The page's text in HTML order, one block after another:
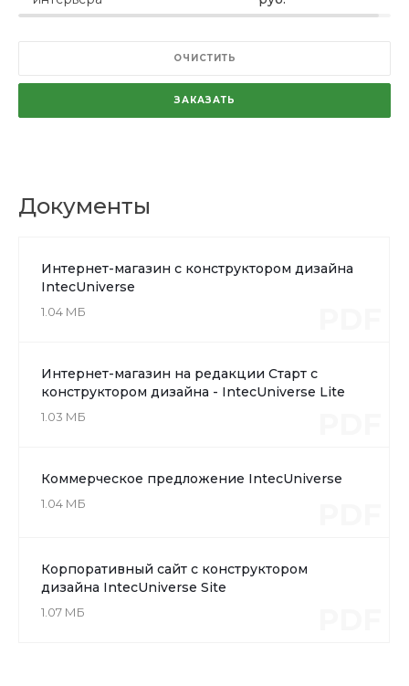
ОЧИСТИТЬ
ЗАКАЗАТЬ
Документы
Интернет-магазин с конструктором дизайна
IntecUniverse
1.04 МБ
Интернет-магазин на редакции Старт с
конструктором дизайна - IntecUniverse Lite
1.03 МБ
Коммерческое предложение IntecUniverse
1.04 МБ
Корпоративный сайт с конструктором
дизайна IntecUniverse Site
1.07 МБ